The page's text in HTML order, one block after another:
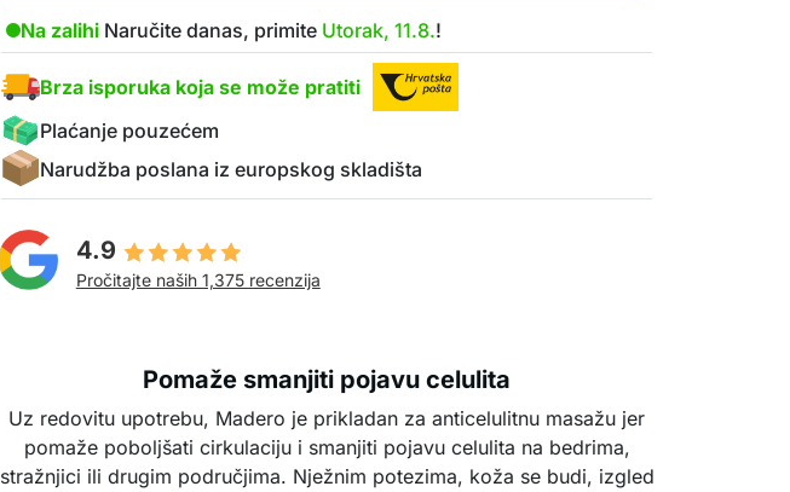
Na zalihi Naručite danas, primite Utorak, 11.8.!
Brza isporuka koja se može pratiti
Plaćanje pouzećem
Narudžba poslana iz europskog skladišta
4.9
Pročitajte naših 1,375 recenzija
Pomaže smanjiti pojavu celulita
Uz redovitu upotrebu, Madero je prikladan za anticelulitnu masažu jer
pomaže poboljšati cirkulaciju i smanjiti pojavu celulita na bedrima,
stražnjici ili drugim područjima. Nježnim potezima, koža se budi, izgled